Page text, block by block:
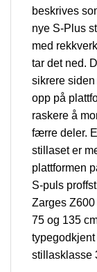
beskrives
nye S-Plus
med
tar det ned.
sikrere
opp på
raskere å
færre deler.
stillaset er
plattformen
S-puls
Zarges
75 og 135
stillasklasse